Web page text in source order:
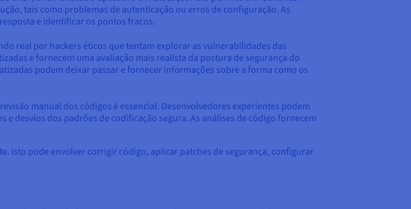
tais como problemas de autenticação ou erros de configuração. As
e identificar os pontos fracos.
real por hackers éticos que tentam explorar as vulnerabilidades das
e fornecem uma avaliação mais realista da postura de segurança do
podem deixar passar e fornecer informações sobre a forma como os
manual dos códigos é essencial. Desenvolvedores experientes podem
desvios dos padrões de codificação segura. As análises de código fornecem
Isto pode envolver corrigir código, aplicar patches de segurança, configurar